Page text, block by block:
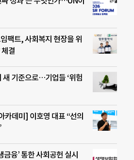
팩트, 사회복지 현장을 위
결
새 기준으로…기업들 ‘위험
카데미] 이호영 대표 “선의
금융’ 통한 사회공헌 실시